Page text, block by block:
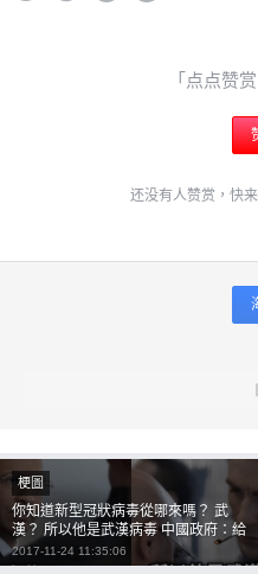
「点点赞
还没有人赞赏，快
梗圖
你知道新型冠狀病毒從哪來嗎？ 武
漢？ 所以他是武漢病毒 中國政府：給
他死啦！
2017-11-24 11:35:06